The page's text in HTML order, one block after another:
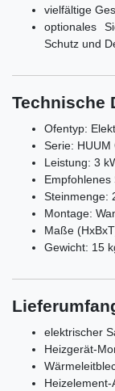
vielfältige
optionales
Schutz und
Technische
Ofentyp:
Serie: HUUM
Leistung: 3
Empfohlenes
Steinmenge:
Montage:
Maße
Gewicht: 15
elektrischer
Heizgerät-